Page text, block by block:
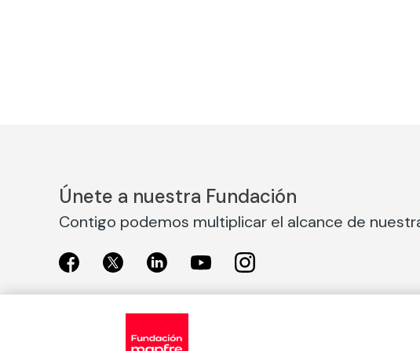
Únete a nuestra Fundación
Contigo podemos multiplicar el alcance de